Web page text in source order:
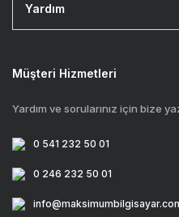
Yardım
Müşteri Hizmetleri
Yardım ve sorularınız için bize
0 541 232 50 01
0 246 232 50 01